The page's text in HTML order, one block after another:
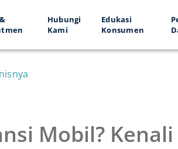
Hubungi
Kami
Edukasi
Konsumen
Mobil?